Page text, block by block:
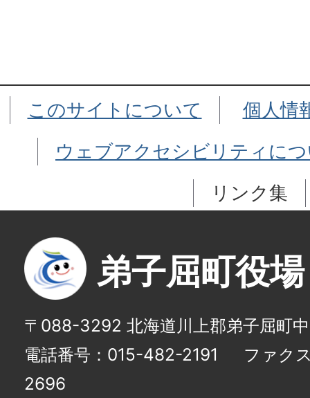
このサイトについて
個人情
ウェブアクセシビリティに
リンク集
弟子屈町役場
〒088-3292 北海道川上郡弟子屈町
電話番号：015-482-2191
ファク
2696